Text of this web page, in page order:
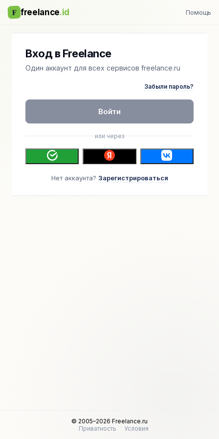
F freelance.id Помощь
Вход в Freelance
Один аккаунт для всех сервисов freelance.ru
Забыли пароль?
Войти
или через
Нет аккаунта? Зарегистрироваться
© 2005–2026 Freelance.ru
Приватность
Условия